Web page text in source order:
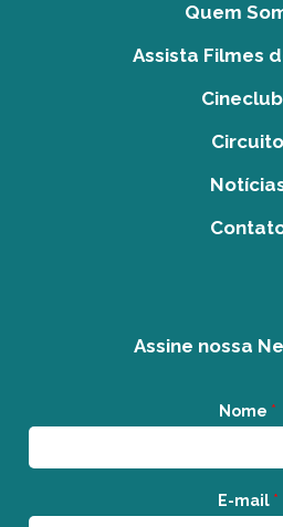
Quem
Assista Filmes
Circuito
Assine nossa
Nome *
E-mail *